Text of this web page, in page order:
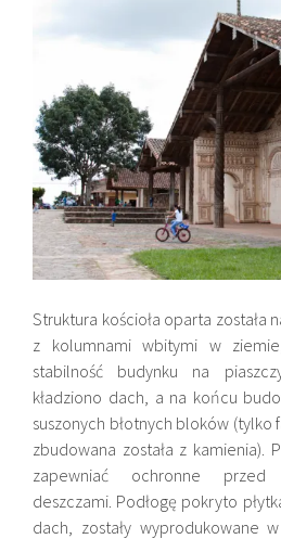
Struktura kościoła oparta została
z kolumnami wbitymi w
stabilność budynku na
kładziono dach, a na końcu
suszonych błotnych bloków (tylko
zbudowana została z kamienia).
zapewniać ochronne przed
deszczami. Podłogę pokryto
dach, zostały wyprodukowane